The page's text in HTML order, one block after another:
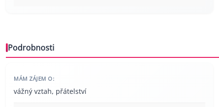
Podrobnosti
MÁM ZÁJEM O:
vážný vztah, přátelství